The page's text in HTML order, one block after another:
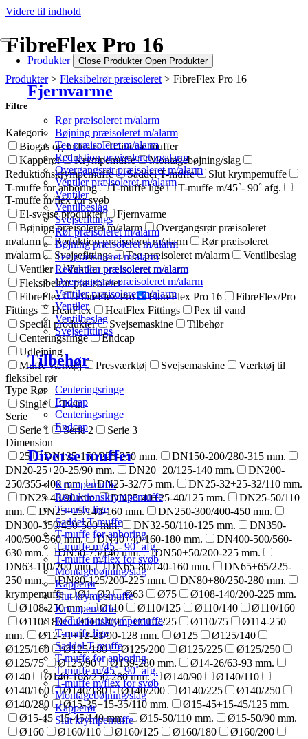
Videre til indhold
Produkter Close Produkter Open Produkter
Fjernvarme
Rør præisoleret m/alarm
Bøjning præisoleret m/alarm
Tee præisoleret m/alarm
Reduktion præisoleret m/alarm
Overgangsrør præisoleret m/alarm
Ventiler præisoleret m/alarm
Ventiler
Ventilbeslag
Svejsefittings
Rør præisoleret m/alarm
Bøjning præisoleret m/alarm
Tee præisoleret m/alarm
Reduktion præisoleret m/alarm
Overgangsrør præisoleret m/alarm
Ventiler præisoleret m/alarm
Ventiler
Ventilbeslag
Svejsefittings
Tilbehør
Centeringsringe
Endcap
Centeringsringe
Endcap
Diverse muffer
Krympemuffe
Reduktionskrympemuffe
T-muffe lige
Saddel T-muffe
T-muffe for anboring
T-muffe m/45˚- 90˚ afg.
T-muffe m/flex for svøb
Montagebøjning/slag
Kapperør
Slut krympemuffe
Krympemuffe
Reduktionskrympemuffe
T-muffe lige
Saddel T-muffe
T-muffe for anboring
T-muffe m/45˚- 90˚ afg.
T-muffe m/flex for svøb
Montagebøjning/slag
Kapperør
Slut krympemuffe
FibreFlex Pro 16
Produkter Fleksibelrør præisoleret FibreFlex Pro 16
Filtre
Kategori
Biogas og Industri
Diverse muffer
Kapperør
Krympemuffe
Montagebøjning/slag
Reduktionskrympemuffe
Saddel T-muffe
Slut krympemuffe
T-muffe for anboring
T-muffe lige
T-muffe m/45˚- 90˚ afg.
T-muffe m/flex for svøb
El-svejse produkter
Fjernvarme
Bøjning præisoleret m/alarm
Overgangsrør præisoleret
m/alarm
Reduktion præisoleret m/alarm
Rør præisoleret
m/alarm
Svejsefittings Tee præisoleret m/alarm
Ventilbeslag
Ventiler
Ventiler præisoleret m/alarm
Fleksibelrør præisoleret
FibreFlex
FibreFlex Pro FibreFlex Pro 16
FibreFlex/Pro
Fittings
HeatFlex HeatFlex Fittings
Pex til vand
Special produkter
Svejsemaskine
Tilbehør
Centeringsringe
Endcap
Udlejning
Muffe værktøj
Presværktøj Svejsemaskine
Værktøj til
fleksibel rør
Type Rør
Single
Twin
Serie
Serie 1
Serie 2
Serie 3
Dimension
25
DN125-150/225-250 mm.
DN150-200/280-315 mm.
DN20-25+20-25/90 mm.
DN20+20/125-140 mm.
DN200-
250/355-400 mm.
DN25-32/75 mm.
DN25-32+25-32/110 mm.
DN25-40/90 mm.
DN25-40+25-40/125 mm.
DN25-50/110
mm.
DN25+25/140-160 mm.
DN250-300/400-450 mm.
DN300-350/450-500 mm.
DN32-50/110-125 mm.
DN350-
400/500-560 mm.
DN40+40/160-180 mm.
DN400-500/560-
630 mm.
DN50-75/140 mm.
DN50+50/200-225 mm.
DN63-110/200 mm.
DN65-80/140-160 mm.
DN65+65/225-
250 mm.
DN80-125/200-225 mm.
DN80+80/250-280 mm.
krympemuffe
Ø1, Ø2 Ø63 Ø75
Ø108-140/200-225 mm.
Ø108-250 mm.
Ø110 Ø110/125 Ø110/140
Ø110/160
Ø110/180
Ø110/200 Ø110/225 Ø110/75
Ø114-250
mm.
Ø12-21+12-21/90-128 mm. Ø125
Ø125/140
Ø125/160
Ø125/180 Ø125/200 Ø125/225
Ø125/250
Ø125/75
Ø125/90 Ø139-280 mm.
Ø14-26/63-93 mm.
Ø140
Ø140-168/250-280 mm. Ø140/90
Ø140/110
Ø140/160
Ø140/180 Ø140/200 Ø140/225
Ø140/250
Ø140/280
Ø15-35+15-35/110 mm.
Ø15-45+15-45/125 mm.
Ø15-45+15-45/140 mm.
Ø15-50/110 mm.
Ø15-50/90 mm.
Ø160
Ø160/110 Ø160/125 Ø160/180
Ø160/200